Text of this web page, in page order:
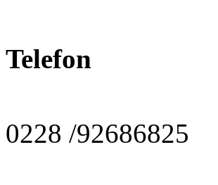
Telefon
0228 /92686825